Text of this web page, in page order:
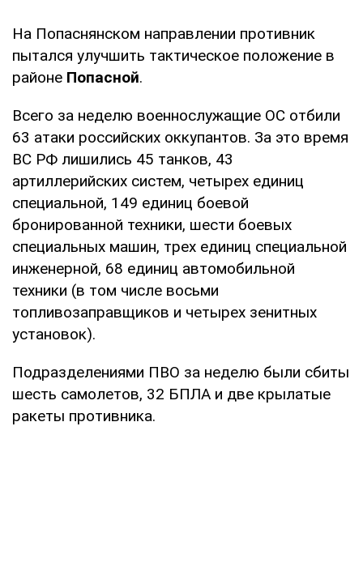
На Попаснянском направлении противник
пытался улучшить тактическое положение в
районе Попасной.
Всего за неделю военнослужащие ОС отбили
63 атаки российских оккупантов. За это время
ВС РФ лишились 45 танков, 43
артиллерийских систем, четырех единиц
специальной, 149 единиц боевой
бронированной техники, шести боевых
специальных машин, трех единиц специальной
инженерной, 68 единиц автомобильной
техники (в том числе восьми
топливозаправщиков и четырех зенитных
установок).
Подразделениями ПВО за неделю были сбиты
шесть самолетов, 32 БПЛА и две крылатые
ракеты противника.